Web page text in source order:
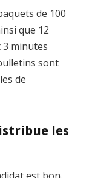
de 100
que 12
minutes
sont
de
les
est bon.